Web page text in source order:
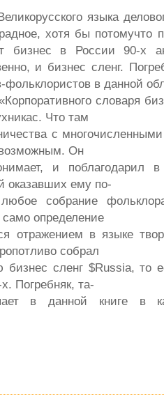
языка
хотя бы потомучто
бизнес в России 90-х
и бизнес сленг.
фольклористов в данной
словаря
Что там
с
Он
и поблагодарил
оказавших ему по-
собрание
определение
отражением в языке
собрал
бизнес сленг $Russia, то
Погребняк, та-
в данной книге в